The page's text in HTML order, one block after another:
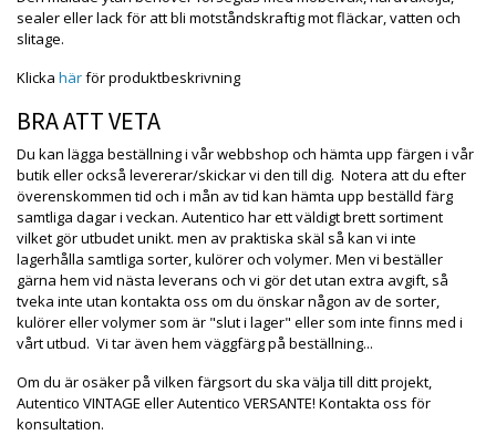
sealer eller lack för att bli motståndskraftig mot fläckar, vatten och
slitage.
Klicka härför produktbeskrivning
BRA ATT VETA
Du kan lägga beställning i vår webbshop och hämta upp färgen i vår
butik eller också levererar/skickar vi den till dig. Notera att du efter
överenskommen tid och i mån av tid kan hämta upp beställd färg
samtliga dagar i veckan. Autentico har ett väldigt brett sortiment
vilket gör utbudet unikt. men av praktiska skäl så kan vi inte
lagerhålla samtliga sorter, kulörer och volymer. Men vi beställer
gärna hem vid nästa leverans och vi gör det utan extra avgift, så
tveka inte utan kontakta oss om du önskar någon av de sorter,
kulörer eller volymer som är "slut i lager" eller som inte finns med i
vårt utbud. Vi tar även hem väggfärg på beställning...
Om du är osäker på vilken färgsort du ska välja till ditt projekt,
Autentico VINTAGE eller Autentico VERSANTE! Kontakta oss för
konsultation.